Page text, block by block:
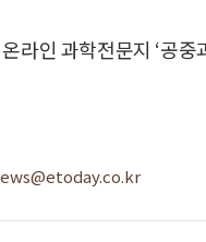
라인 과학전문지 ‘공